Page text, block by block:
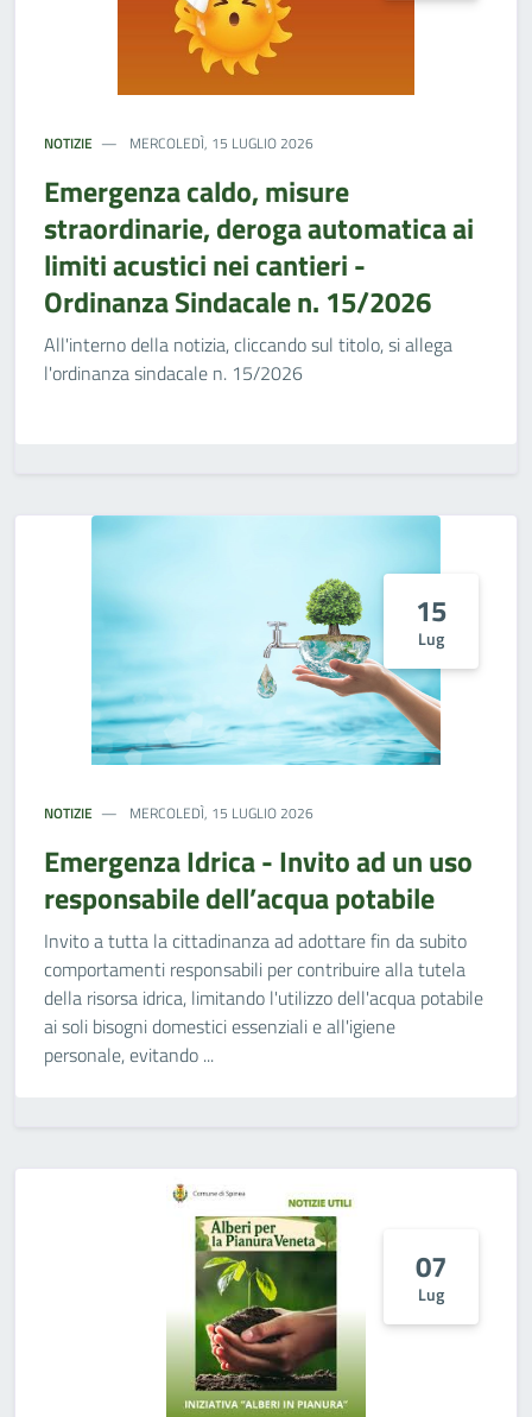
NOTIZIE MERCOLEDÌ, 15 LUGLIO 2026
Emergenza caldo, misure
straordinarie, deroga automatica ai
limiti acustici nei cantieri -
Ordinanza Sindacale n. 15/2026
All'interno della notizia, cliccando sul titolo, si allega
l'ordinanza sindacale n. 15/2026
15
Lug
NOTIZIE MERCOLEDÌ, 15 LUGLIO 2026
Emergenza Idrica - Invito ad un uso
responsabile dell’acqua potabile
Invito a tutta la cittadinanza ad adottare fin da subito
comportamenti responsabili per contribuire alla tutela
della risorsa idrica, limitando l'utilizzo dell'acqua potabile
ai soli bisogni domestici essenziali e all'igiene
personale, evitando ...
07
Lug